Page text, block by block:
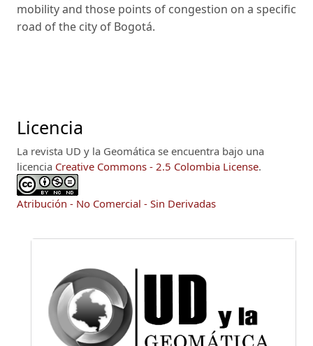
mobility and those points of congestion on a specific
road of the city of Bogotá.
Licencia
La revista UD y la Geomática se encuentra bajo una
licencia Creative Commons - 2.5 Colombia License.
Atribución - No Comercial - Sin Derivadas